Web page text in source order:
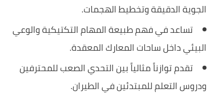
الجوية الدقيقة وتخطيط الهجمات.
تساعد في فهم طبيعة المهام التكتيكية والوعي
البيئي داخل ساحات المعارك المعقدة.
تقدم توازناً مثالياً بين التحدي الصعب للمحترفين
ودروس التعلم للمبتدئين في الطيران.